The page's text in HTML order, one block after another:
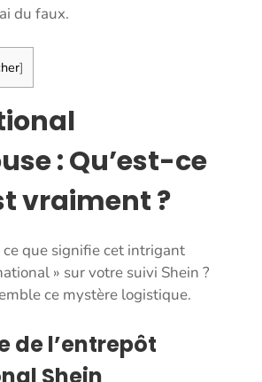
du faux.
]
: Qu’est-ce
vraiment ?
que signifie cet intrigant
» sur votre suivi Shein ?
ce mystère logistique.
de l’entrepôt
Shein